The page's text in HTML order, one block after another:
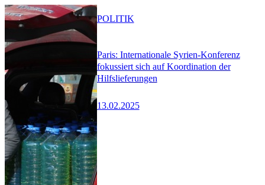
Paris: Internationale Syrien-Konferenz
fokussiert sich auf Koordination der
Hilfslieferungen
13.02.2025
POLITIK